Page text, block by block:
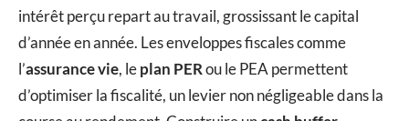
intérêt perçu repart au travail, grossissant le capital
d’année en année. Les enveloppes fiscales comme
l’assurance vie, leplan PERou le PEA permettent
d’optimiser la fiscalité, un levier non négligeable dans la